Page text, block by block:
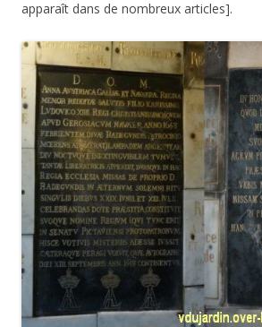
apparaît dans de nombreux articles].